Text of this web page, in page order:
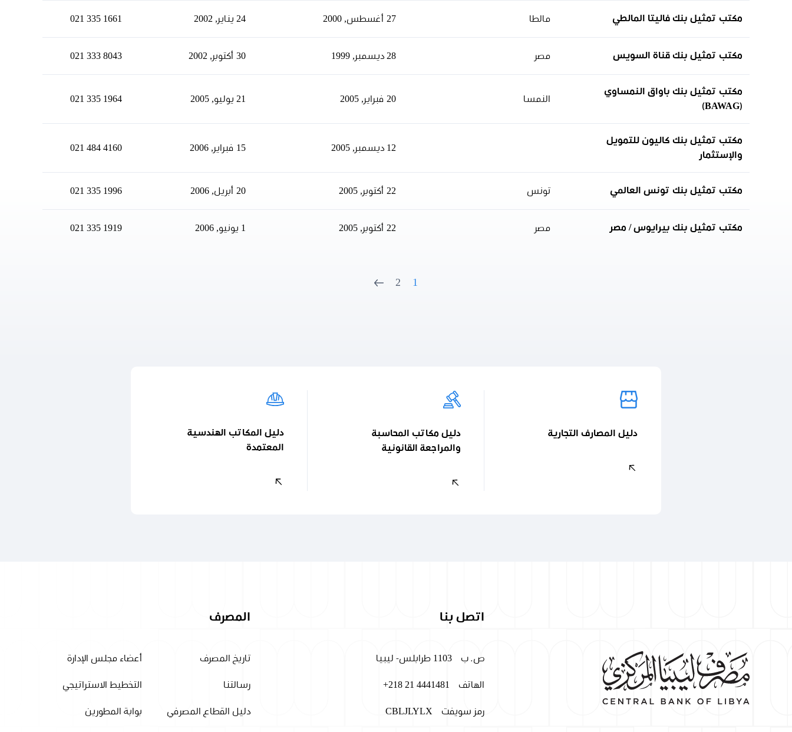
مكتب تمثيل بنك فاليتا المالطي مالطا 27 أغسطس, 2000 24 يناير, 2002 021 335 1661
مكتب تمثيل بنك قناة السويس مصر 28 ديسمبر, 1999 30 أكتوبر, 2002 021 333 8043
مكتب تمثيل بنك باواق النمساوي
(BAWAG)
النمسا 20 فبراير, 2005 21 يوليو, 2005 021 335 1964
مكتب تمثيل بنك كاليون للتمويل
والإستثمار
12 ديسمبر, 2005 15 فبراير, 2006 021 484 4160
مكتب تمثيل بنك تونس العالمي تونس 22 أكتوبر, 2005 20 أبريل, 2006 021 335 1996
مكتب تمثيل بنك بيرايوس / مصر مصر 22 أكتوبر, 2005 1 يونيو, 2006 021 335 1919
1
2
دليل المصارف التجارية
دليل مكاتب المحاسبة
والمراجعة القانونية
دليل المكاتب الهندسية
المعتمدة
اتصل بنا
ص. ب 1103 طرابلس- ليبيا
الهاتف +218 21 4441481
رمز سويفت CBLJLYLX
المصرف
تاريخ المصرف أعضاء مجلس الإدارة
رسالتنا التخطيط الاستراتيجي
دليل القطاع المصرفي بوابة المطورين